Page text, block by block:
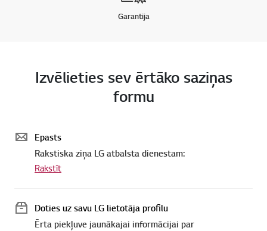
Garantija
Izvēlieties sev ērtāko saziņas
formu
Epasts
Rakstiska ziņa LG atbalsta dienestam:
Rakstīt
Doties uz savu LG lietotāja profilu
Ērta piekļuve jaunākajai informācijai par